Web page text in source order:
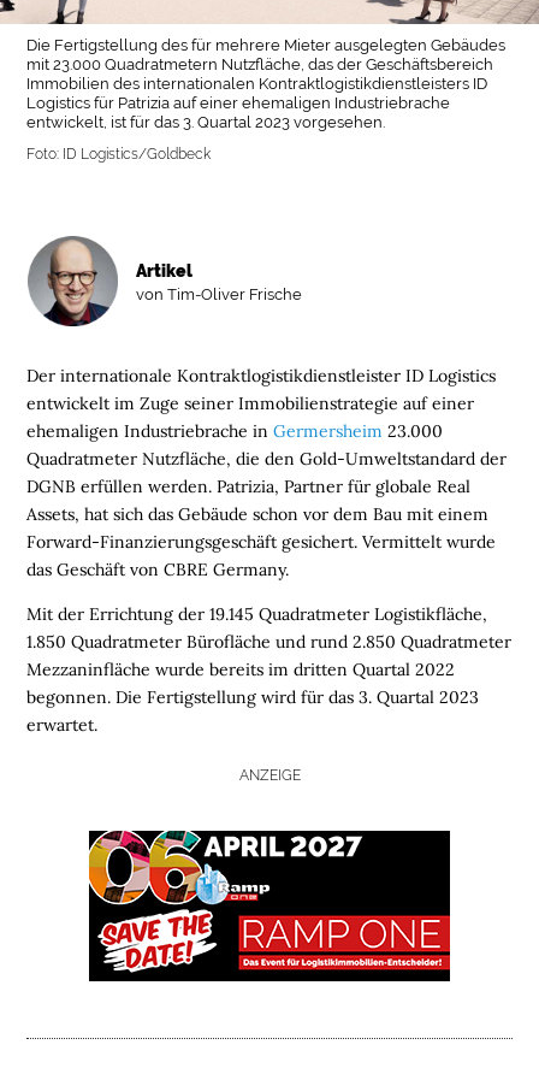
H
O
M
E
Die Fertigstellung des für mehrere Mieter ausgelegten Gebäudes
mit 23.000 Quadratmetern Nutzfläche, das der Geschäftsbereich
Immobilien des internationalen Kontraktlogistikdienstleisters ID
Logistics für Patrizia auf einer ehemaligen Industriebrache
entwickelt, ist für das 3. Quartal 2023 vorgesehen.
Foto: ID Logistics/Goldbeck
Der internationale Kontraktlogistikdienstleister ID Logistics
entwickelt im Zuge seiner Immobilienstrategie auf einer
ehemaligen Industriebrache inGermersheim 23.000
Quadratmeter Nutzfläche, die den Gold-Umweltstandard der
DGNB erfüllen werden. Patrizia, Partner für globale Real
Assets, hat sich das Gebäude schon vor dem Bau mit einem
Forward-Finanzierungsgeschäft gesichert. Vermittelt wurde
das Geschäft von CBRE Germany.
Mit der Errichtung der 19.145 Quadratmeter Logistikfläche,
1.850 Quadratmeter Bürofläche und rund 2.850 Quadratmeter
Mezzaninfläche wurde bereits im dritten Quartal 2022
begonnen. Die Fertigstellung wird für das 3. Quartal 2023
erwartet.
Artikel
von Tim-Oliver Frische
ANZEIGE